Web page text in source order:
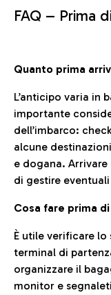
FAQ – Prima
Quanto prima
L’anticipo varia in
importante
dell’imbarco:
alcune
e dogana.
di gestire
Cosa fare prima
È utile verificare
terminal di
organizzare il
monitor e